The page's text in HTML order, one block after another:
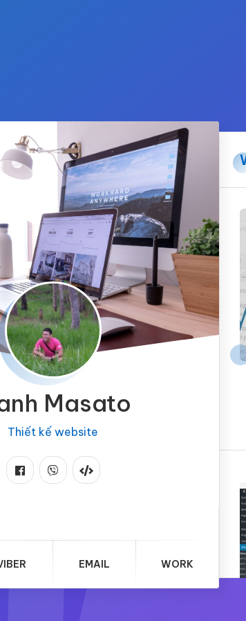
Masato
Thiết kế website
EMAIL WORK